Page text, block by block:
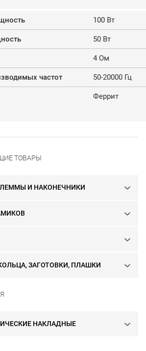
100 Вт
50 Вт
4 Ом
частот 50-20000 Гц
Феррит
ТОВАРЫ
И НАКОНЕЧНИКИ
ЗАГОТОВКИ, ПЛАШКИ
НАКЛАДНЫЕ